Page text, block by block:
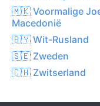
🇲🇰 Voormalige
Macedonië
🇧🇾 Wit-Rusland
🇸🇪 Zweden
🇨🇭 Zwitserland